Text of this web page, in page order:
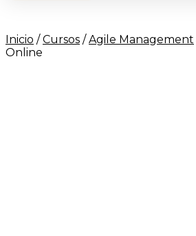
Inicio /Cursos /Agile Management
Online